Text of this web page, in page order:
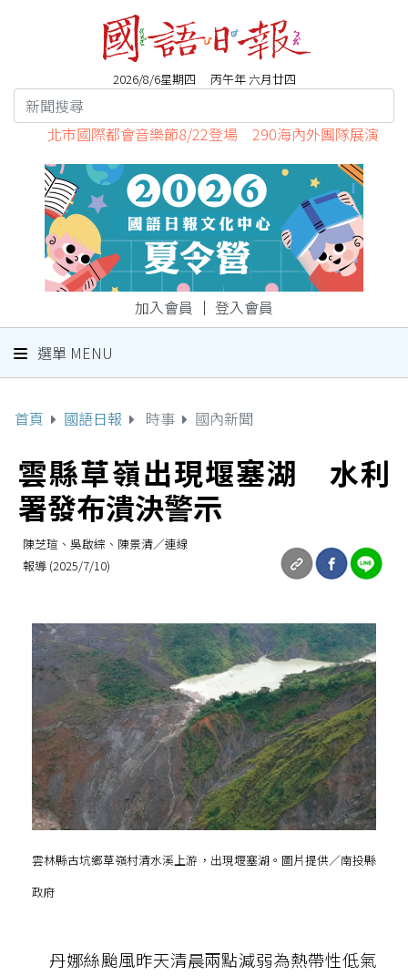
2026/8/6星期四 丙午年 六月廿四
北市國際都會音樂節8/22登場 290海內外團隊展演
加入會員 ｜ 登入會員
選單 MENU
首頁 國語日報 時事 國內新聞
雲縣草嶺出現堰塞湖 水利
署發布潰決警示
陳芝瑄、吳啟綜、陳景清／連線
報導 (2025/7/10)
雲林縣古坑鄉草嶺村清水溪上游，出現堰塞湖。圖片提供／南投縣
政府
丹娜絲颱風昨天清晨兩點減弱為熱帶性低氣